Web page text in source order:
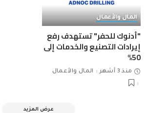
المال والأعمال
"أدنوك للحفر" تستهدف رفع
إيرادات التصنيع والخدمات إلى
50%
منذ 3 أشهر المال والأعمال
عرض المزيد